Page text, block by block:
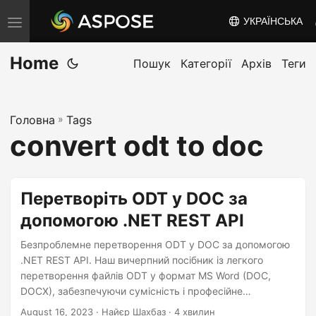
T
o
g
e
n
g
УКРАЇНСЬКА
Home Пошук Категорії Архів Теги
Головна » Tags
convert odt to doc
Перетворіть ODT у DOC за
допомогою .NET REST API
Безпроблемне перетворення ODT у DOC за допомогою
.NET REST API. Наш вичерпний посібник із легкого
перетворення файлів ODT у формат MS Word (DOC,
DOCX), забезпечуючи сумісність і професійне
форматування.
August 16, 2023 · Найєр Шахбаз · 4 хвилин